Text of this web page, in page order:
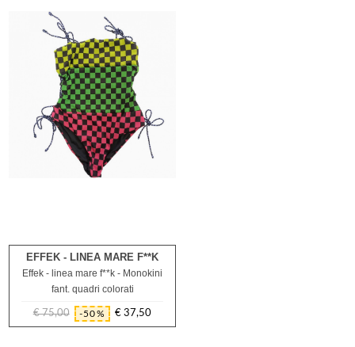
16A
EFFEK - LINEA MARE F**K
Effek - linea mare f**k - Monokini
fant. quadri colorati
Prezzo
€ 75,00 -50%
Prezzo
€ 37,50